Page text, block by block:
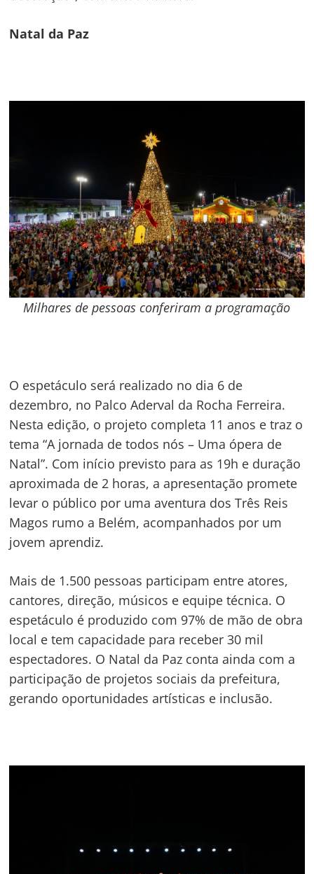
Natal da Paz
Milhares de pessoas conferiram a programação
O espetáculo será realizado no dia 6 de
dezembro, no Palco Aderval da Rocha Ferreira.
Nesta edição, o projeto completa 11 anos e traz o
tema “A jornada de todos nós – Uma ópera de
Natal”. Com início previsto para as 19h e duração
aproximada de 2 horas, a apresentação promete
levar o público por uma aventura dos Três Reis
Magos rumo a Belém, acompanhados por um
jovem aprendiz.
Mais de 1.500 pessoas participam entre atores,
cantores, direção, músicos e equipe técnica. O
espetáculo é produzido com 97% de mão de obra
local e tem capacidade para receber 30 mil
espectadores. O Natal da Paz conta ainda com a
participação de projetos sociais da prefeitura,
gerando oportunidades artísticas e inclusão.